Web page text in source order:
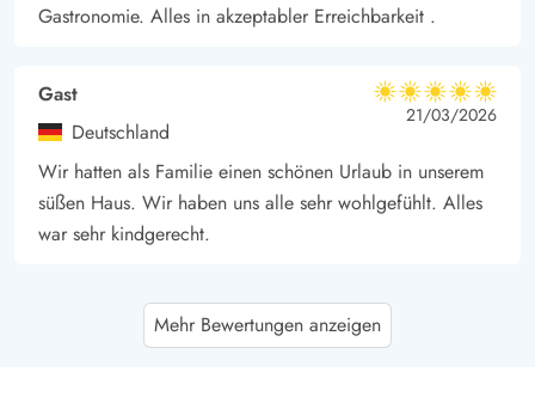
Gastronomie. Alles in akzeptabler Erreichbarkeit .
Gast
Deutschland
5 von 5
5 von 5
5 out of 5
21/03/2026
Wir hatten als Familie einen schönen Urlaub in unserem
süßen Haus. Wir haben uns alle sehr wohlgefühlt. Alles
war sehr kindgerecht.
Florian Franke
Deutschland
5 von 5
5 out of 5
Mehr Bewertungen anzeigen